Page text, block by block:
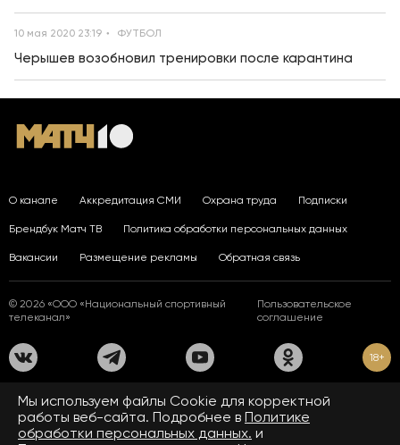
10 мая 2020 23:19 ФУТБОЛ
Черышев возобновил тренировки после карантина
О канале Аккредитация СМИ Охрана труда Подписки
Брендбук Матч ТВ Политика обработки персональных данных
Вакансии Размещение рекламы Обратная связь
© 2026 «ООО «Национальный спортивный
телеканал»
Пользовательское
соглашение
18+
На сайте применяются рекомендательные технологии. Подробнее
Правилах применения рекомендательных технологий.
Средство массовой информации сетевое издание «www.matchtv.ru»
Мы используем файлы Сookie для корректной
работы веб-сайта. Подробнее в Политике
обработки персональных данных. и